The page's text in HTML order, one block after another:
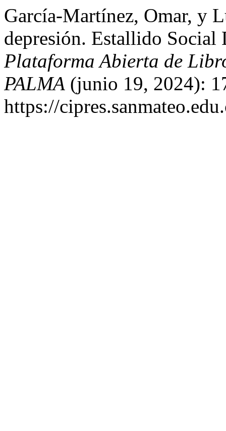
García-Martínez, Omar, y
depresión. Estallido
Plataforma Abierta de
PALMA (junio 19, 2024):
https://